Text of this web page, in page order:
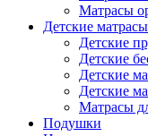
Матрасы
Детские матрасы
Детские
Детские
Детские
Детские
Матрасы
Подушки